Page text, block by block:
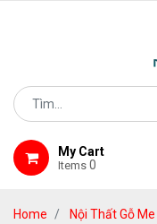
My Cart
Items 0
Home Nội Thất Gỗ